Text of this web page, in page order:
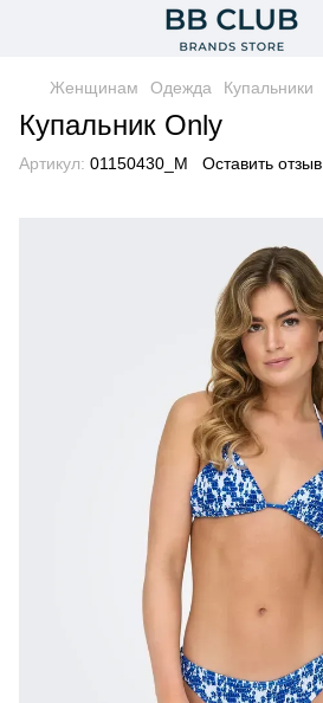
Женщинам Одежда Купальники
Купальник Only
Артикул: 01150430_M Оставить отзыв